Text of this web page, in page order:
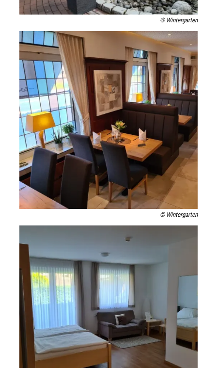
© Wintergarten
© Wintergarten